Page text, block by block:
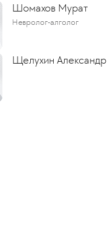
Шомахов Мурат
Невролог-алголог
Щелухин Александр